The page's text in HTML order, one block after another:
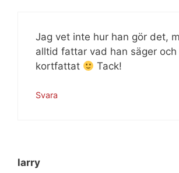
Jag vet inte hur han gör det,
alltid fattar vad han säger och
kortfattat
Tack!
Svara
larry